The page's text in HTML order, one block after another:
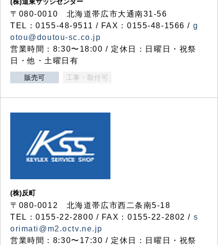
〒080-0010 北海道帯広市大通南31-56
TEL：0155-48-9511 / FAX：0155-48-1566 / g
otou@doutou-sc.co.jp
営業時間：8:30〜18:00 / 定休日：日曜日・祝祭
日・他・土曜日有
販売可 工事・取付可
(株)反町
〒080-0012 北海道帯広市西二条南5-18
TEL：0155-22-2800 / FAX：0155-22-2802 / s
orimati@m2.octv.ne.jp
営業時間：8:30〜17:30 / 定休日：日曜日・祝祭